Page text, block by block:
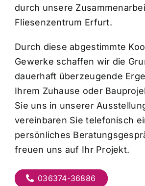
durch unsere
Fliesenzentrum Erfurt.
Durch diese abgestimmte
Gewerke schaffen wir die
dauerhaft überzeugende
Ihrem Zuhause oder
Sie uns in unserer
vereinbaren Sie telefonisch
persönliches
freuen uns auf Ihr Projekt.
036374-36886